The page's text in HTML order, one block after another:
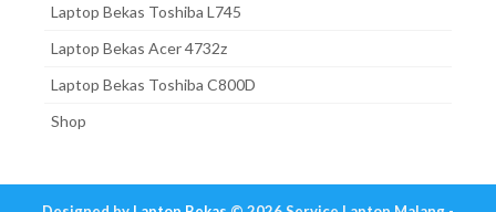
Laptop Bekas Toshiba L745
Laptop Bekas Acer 4732z
Laptop Bekas Toshiba C800D
Shop